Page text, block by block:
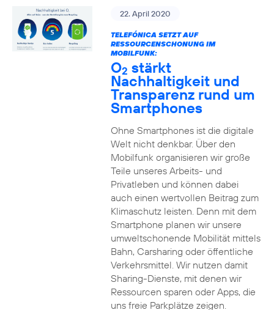
22. April 2020
TELEFÓNICA SETZT AUF
RESSOURCENSCHONUNG IM
MOBILFUNK:
O2 stärkt
Nachhaltigkeit und
Transparenz rund um
Smartphones
Ohne Smartphones ist die digitale
Welt nicht denkbar. Über den
Mobilfunk organisieren wir große
Teile unseres Arbeits- und
Privatleben und können dabei
auch einen wertvollen Beitrag zum
Klimaschutz leisten. Denn mit dem
Smartphone planen wir unsere
umweltschonende Mobilität mittels
Bahn, Carsharing oder öffentliche
Verkehrsmittel. Wir nutzen damit
Sharing-Dienste, mit denen wir
Ressourcen sparen oder Apps, die
uns freie Parkplätze zeigen.